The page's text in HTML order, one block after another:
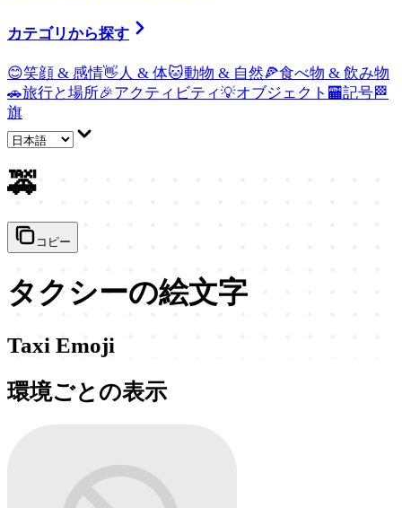
カテゴリから探す
😊笑顔 & 感情👋 人 & 体🐱動物 & 自然🍕食べ物 & 飲み物
🚗旅行と場所🎉アクティビティ💡オブジェクト 🏧記号🏁
旗
🚕
コピー
タクシーの絵文字
Taxi Emoji
環境ごとの表示